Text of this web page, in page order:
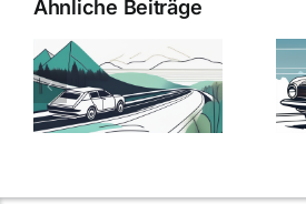
Ähnliche Beiträge
Versicherung:
Günstige Kfz-
Versicherungstarife
mit Top-